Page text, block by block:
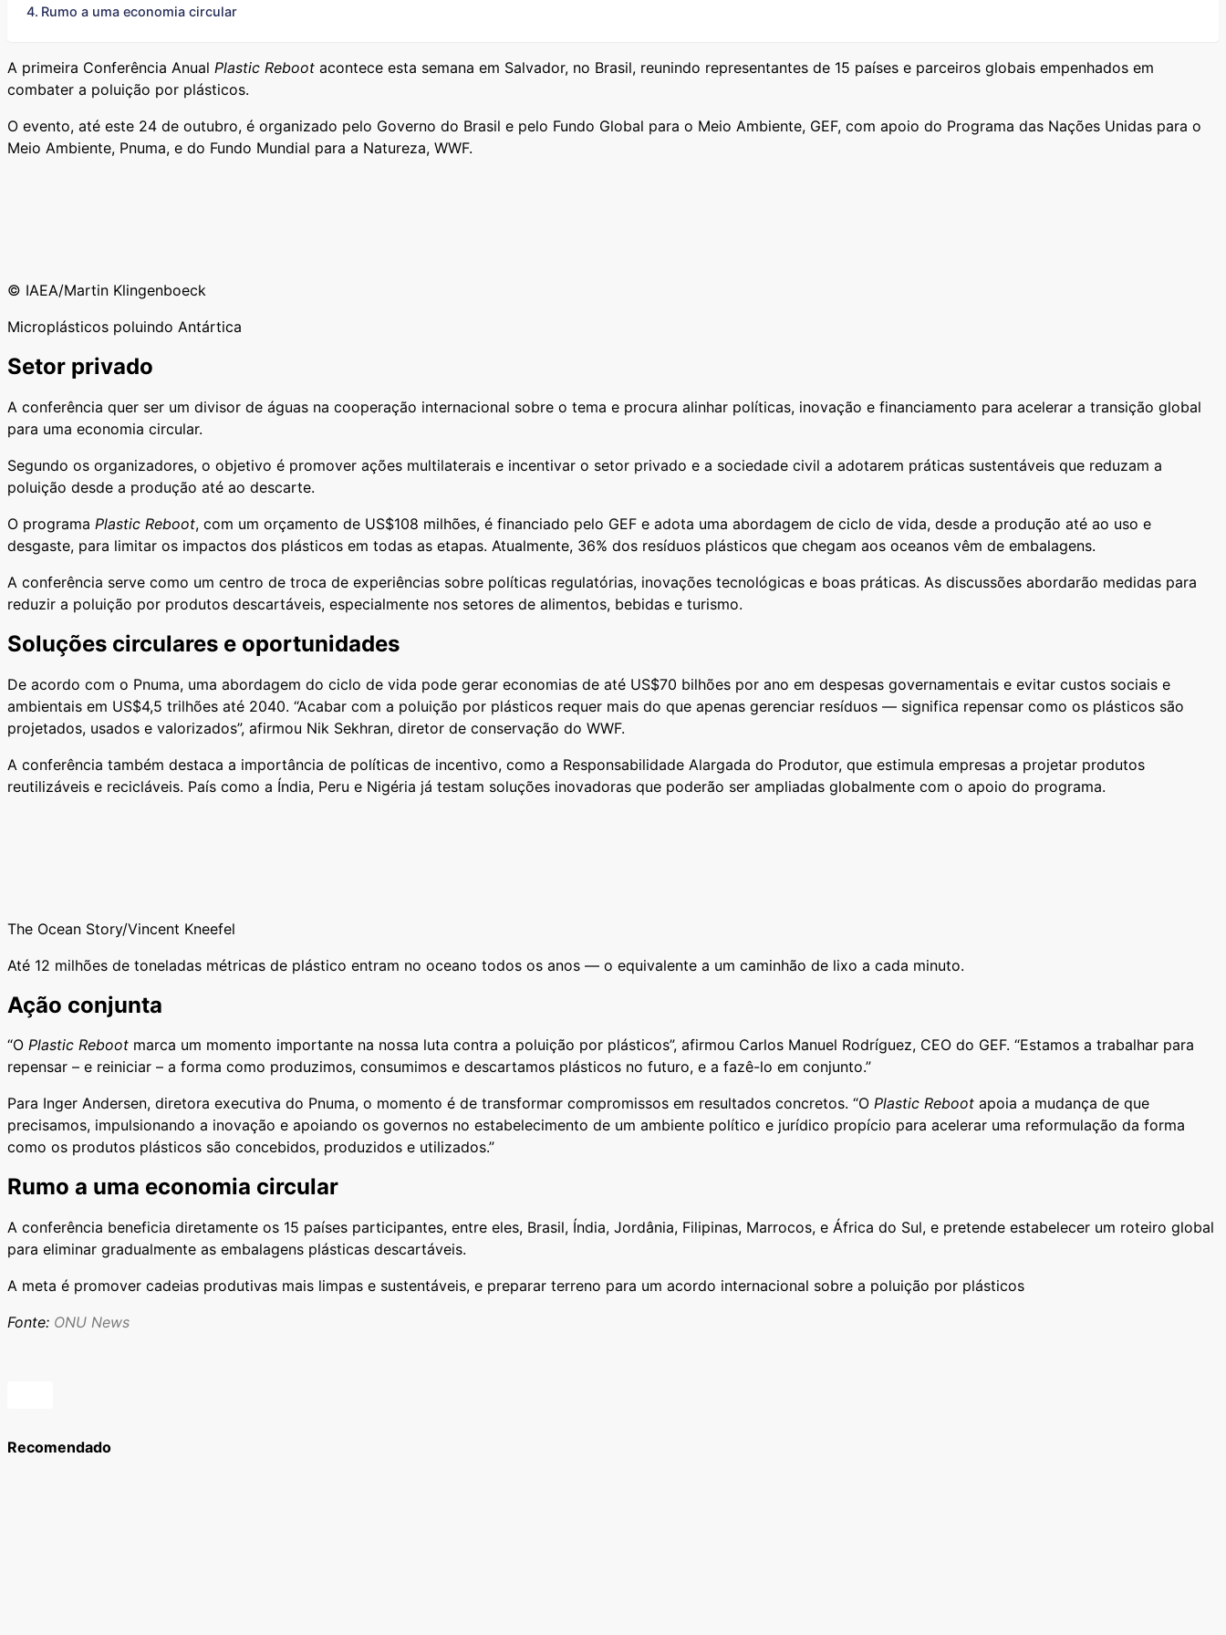
Rumo a uma economia circular
A primeira Conferência Anual Plastic Reboot acontece esta semana em Salvador, no Brasil, reunindo representantes de 15 países e parceiros globais empenhados em
combater a poluição por plásticos.
O evento, até este 24 de outubro, é organizado pelo Governo do Brasil e pelo Fundo Global para o Meio Ambiente, GEF, com apoio do Programa das Nações Unidas para o
Meio Ambiente, Pnuma, e do Fundo Mundial para a Natureza, WWF.
© IAEA/Martin Klingenboeck
Microplásticos poluindo Antártica
Setor privado
A conferência quer ser um divisor de águas na cooperação internacional sobre o tema e procura alinhar políticas, inovação e financiamento para acelerar a transição global
para uma economia circular.
Segundo os organizadores, o objetivo é promover ações multilaterais e incentivar o setor privado e a sociedade civil a adotarem práticas sustentáveis que reduzam a
poluição desde a produção até ao descarte.
O programa Plastic Reboot, com um orçamento de US$108 milhões, é financiado pelo GEF e adota uma abordagem de ciclo de vida, desde a produção até ao uso e
desgaste, para limitar os impactos dos plásticos em todas as etapas. Atualmente, 36% dos resíduos plásticos que chegam aos oceanos vêm de embalagens.
A conferência serve como um centro de troca de experiências sobre políticas regulatórias, inovações tecnológicas e boas práticas. As discussões abordarão medidas para
reduzir a poluição por produtos descartáveis, especialmente nos setores de alimentos, bebidas e turismo.
Soluções circulares e oportunidades
De acordo com o Pnuma, uma abordagem do ciclo de vida pode gerar economias de até US$70 bilhões por ano em despesas governamentais e evitar custos sociais e
ambientais em US$4,5 trilhões até 2040. “Acabar com a poluição por plásticos requer mais do que apenas gerenciar resíduos — significa repensar como os plásticos são
projetados, usados e valorizados”, afirmou Nik Sekhran, diretor de conservação do WWF.
A conferência também destaca a importância de políticas de incentivo, como a Responsabilidade Alargada do Produtor, que estimula empresas a projetar produtos
reutilizáveis e recicláveis. País como a Índia, Peru e Nigéria já testam soluções inovadoras que poderão ser ampliadas globalmente com o apoio do programa.
The Ocean Story/Vincent Kneefel
Até 12 milhões de toneladas métricas de plástico entram no oceano todos os anos — o equivalente a um caminhão de lixo a cada minuto.
Ação conjunta
“O Plastic Reboot marca um momento importante na nossa luta contra a poluição por plásticos”, afirmou Carlos Manuel Rodríguez, CEO do GEF. “Estamos a trabalhar para
repensar – e reiniciar – a forma como produzimos, consumimos e descartamos plásticos no futuro, e a fazê-lo em conjunto.”
Para Inger Andersen, diretora executiva do Pnuma, o momento é de transformar compromissos em resultados concretos. “O Plastic Reboot apoia a mudança de que
precisamos, impulsionando a inovação e apoiando os governos no estabelecimento de um ambiente político e jurídico propício para acelerar uma reformulação da forma
como os produtos plásticos são concebidos, produzidos e utilizados.”
Rumo a uma economia circular
A conferência beneficia diretamente os 15 países participantes, entre eles, Brasil, Índia, Jordânia, Filipinas, Marrocos, e África do Sul, e pretende estabelecer um roteiro global
para eliminar gradualmente as embalagens plásticas descartáveis.
A meta é promover cadeias produtivas mais limpas e sustentáveis, e preparar terreno para um acordo internacional sobre a poluição por plásticos
Fonte: ONU News
Recomendado